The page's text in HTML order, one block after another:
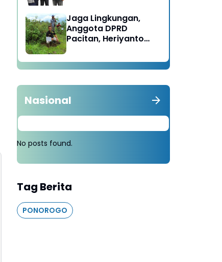
Karesidenan Madiun
Raya
Jaga Lingkungan,
Anggota DPRD
Pacitan, Heriyanto
Tebang 100 Pohon
diganti Tanam 1000
Nasional
No posts found.
Tag Berita
PONOROGO